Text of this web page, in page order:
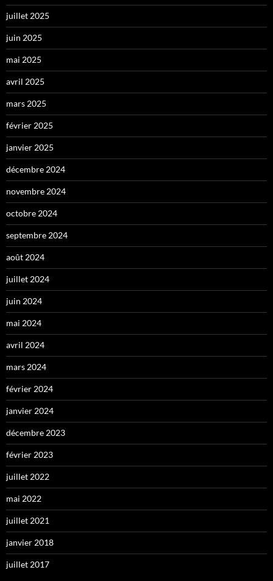
juillet 2025
juin 2025
mai 2025
avril 2025
mars 2025
février 2025
janvier 2025
décembre 2024
novembre 2024
octobre 2024
septembre 2024
août 2024
juillet 2024
juin 2024
mai 2024
avril 2024
mars 2024
février 2024
janvier 2024
décembre 2023
février 2023
juillet 2022
mai 2022
juillet 2021
janvier 2018
juillet 2017